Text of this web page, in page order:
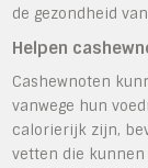
de gezondheid
Helpen
Cashewnoten
vanwege hun
calorierijk zijn,
vetten die kunnen